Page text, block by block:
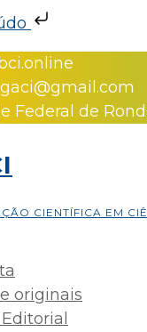
Federal de
CIENTÍFICA EM
originais